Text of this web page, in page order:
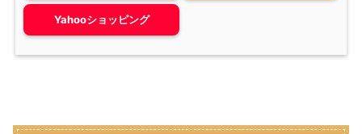
Yahooショッピング